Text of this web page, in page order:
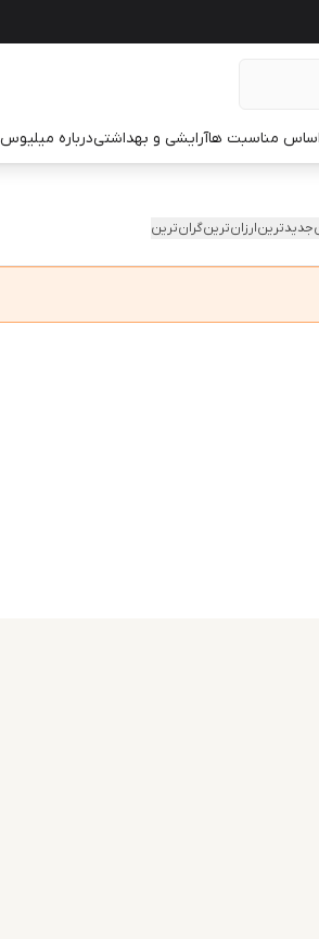
مناسبت هاآرایشی و بهداشتیدرباره میلیوس
جدیدترینارزان‌ترینگران‌ترین